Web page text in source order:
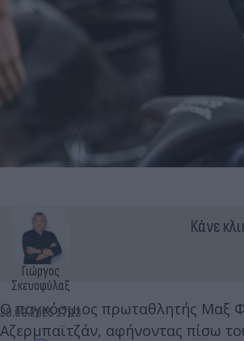
Γιώργος
Σκευοφύλαξ
20.09.2025 17:12
Κάνε
Ο παγκόσμιος πρωταθλητής Μαξ
Αζερμπαϊτζάν, αφήνοντας πίσω